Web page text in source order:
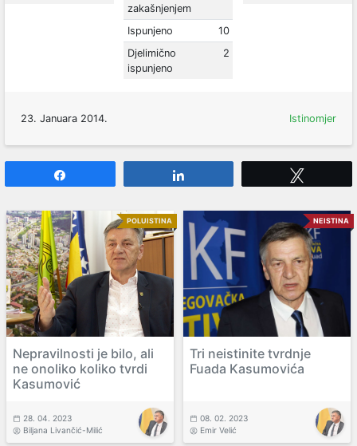
zakašnjenjem
Ispunjeno
10
Djelimično
ispunjeno
2
23. Januara 2014. Istinomjer
POLUISTINA
Nepravilnosti je bilo, ali
ne onoliko koliko tvrdi
Kasumović
28. 04. 2023
Biljana Livančić-Milić
NEISTINA
Tri neistinite tvrdnje
Fuada Kasumovića
08. 02. 2023
Emir Velić